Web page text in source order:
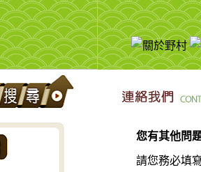
您有其他問
請您務必填